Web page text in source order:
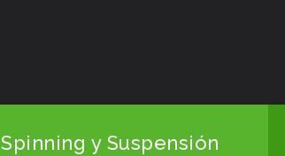
Spinning y Suspensión